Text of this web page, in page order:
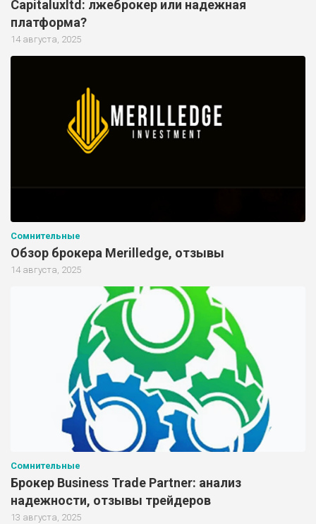
Capitaluxltd: лжеброкер или надежная
платформа?
14 августа, 2025
Сомнительные
Обзор брокера Merilledge, отзывы
14 августа, 2025
Сомнительные
Брокер Business Trade Partner: анализ
надежности, отзывы трейдеров
13 августа, 2025